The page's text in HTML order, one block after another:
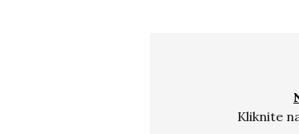
Kliknite